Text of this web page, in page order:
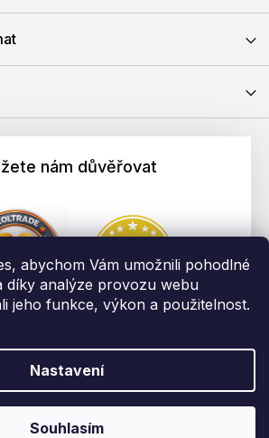
abychom Vám umožnili pohodlné
díky analýze provozu webu
jeho funkce, výkon a použitelnost.
Nastavení
Souhlasím
nám důvěřovat
Vytvořil Shoptet